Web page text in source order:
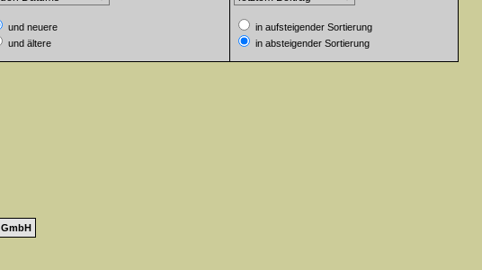
und neuere
und ältere
in aufsteigender Sortierung
in absteigender Sortierung